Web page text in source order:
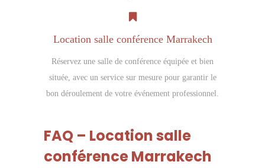
Location salle conférence Marrakech
Réservez une salle de conférence équipée et bien
située, avec un service sur mesure pour garantir le
bon déroulement de votre événement professionnel.
FAQ – Location salle
conférence Marrakech